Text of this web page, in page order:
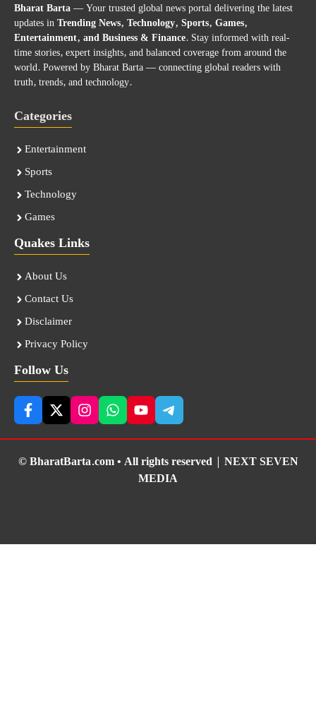
Bharat Barta— Your trusted global news portal delivering the latest
updates inTrending News, Technology, Sports, Games,
Entertainment, and Business & Finance. Stay informed with real-
time stories, expert insights, and balanced coverage from around the
world. Powered by Bharat Barta — connecting global readers with
truth, trends, and technology.
Categories
Entertainment
Sports
Technology
Games
Quakes Links
About Us
Contact Us
Disclaimer
Privacy Policy
Follow Us
© BharatBarta.com • All rights reserved | NEXT SEVEN
MEDIA